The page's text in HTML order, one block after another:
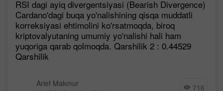
ehtimoli mavjud bo'lsa ham.
RSI dagi ayiq divergentsiyasi (Bearish Divergence)
Cardano'dagi buqa yo'nalishining qisqa muddatli
korreksiyasi ehtimolini ko'rsatmoqda, biroq
kriptovalyutaning umumiy yo'nalishi hali ham
yuqoriga qarab qolmoqda. Qarshilik 2 : 0.44529
Qarshilik
Arief Makmur 716